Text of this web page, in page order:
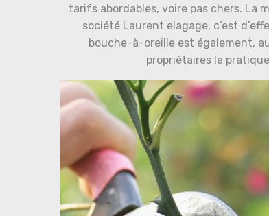
tarifs abordables, voire pas chers. La
société Laurent elagage, c’est
bouche-à-oreille est également,
propriétaires la